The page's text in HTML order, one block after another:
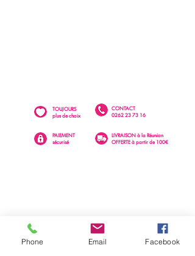
CONTACT
0262 23 73 16
TOUJOURS
plus de choix
PAIEMENT
sécurisé
LIVRAISON à la Réunion
OFFERTE à partir de 100€
Phone Email Facebook